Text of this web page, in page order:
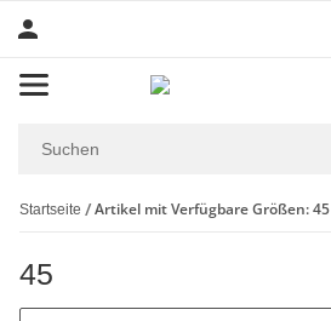
Startseite Artikel mit Verfügbare Größen: 45
45